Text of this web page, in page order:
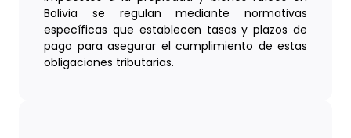
Bolivia se regulan mediante normativas
específicas que establecen tasas y plazos de
pago para asegurar el cumplimiento de estas
obligaciones tributarias.